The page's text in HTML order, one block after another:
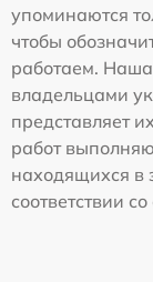
упоминаются
чтобы
работаем.
владельцами
представляет
работ
находящихся в
соответствии